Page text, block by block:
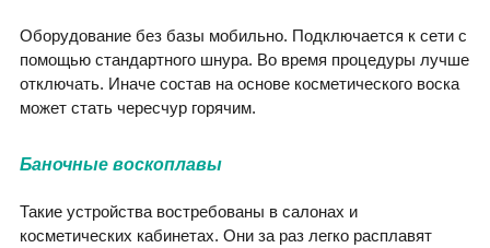
Оборудование без базы мобильно. Подключается к сети с
помощью стандартного шнура. Во время процедуры лучше
отключать. Иначе состав на основе косметического воска
может стать чересчур горячим.
Баночные воскоплавы
Такие устройства востребованы в салонах и
косметических кабинетах. Они за раз легко расплавят